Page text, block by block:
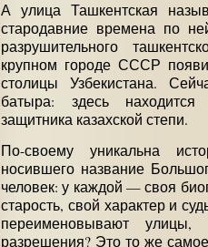
А улица Ташкентская
стародавние времена по
разрушительного
крупном городе СССР
столицы Узбекистана.
батыра: здесь находится
защитника казахской степи.
По-своему уникальна
носившего название
человек: у каждой — своя
старость, свой характер и
переименовывают
разрешения? Это то же